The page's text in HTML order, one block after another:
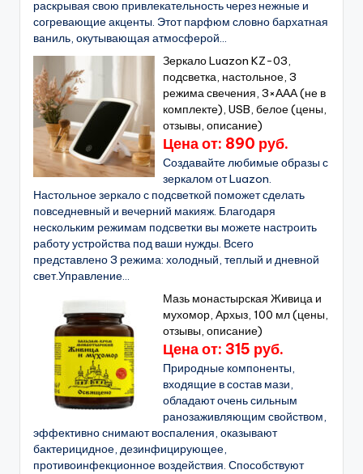
раскрывая свою привлекательность через нежные и
согревающие акценты. Этот парфюм словно бархатная
ваниль, окутывающая атмосферой...
Зеркало Luazon KZ-03,
подсветка, настольное, 3
режима свечения, 3×ААА (не в
комплекте), USB, белое (цены,
отзывы, описание)
Цена от: 890 руб.
Создавайте любимые образы с
зеркалом от Luazon.
Настольное зеркало с подсветкой поможет сделать
повседневный и вечерний макияж. Благодаря
нескольким режимам подсветки вы можете настроить
работу устройства под ваши нужды. Всего
представлено 3 режима: холодный, теплый и дневной
свет.Управление...
Мазь монастырская Живица и
мухомор, Архыз, 100 мл (цены,
отзывы, описание)
Цена от: 315 руб.
Природные компоненты,
входящие в состав мази,
обладают очень сильным
ранозаживляющим свойством,
эффективно снимают воспаления, оказывают
бактерицидное, дезинфицирующее,
противоинфекционное воздействия. Способствуют